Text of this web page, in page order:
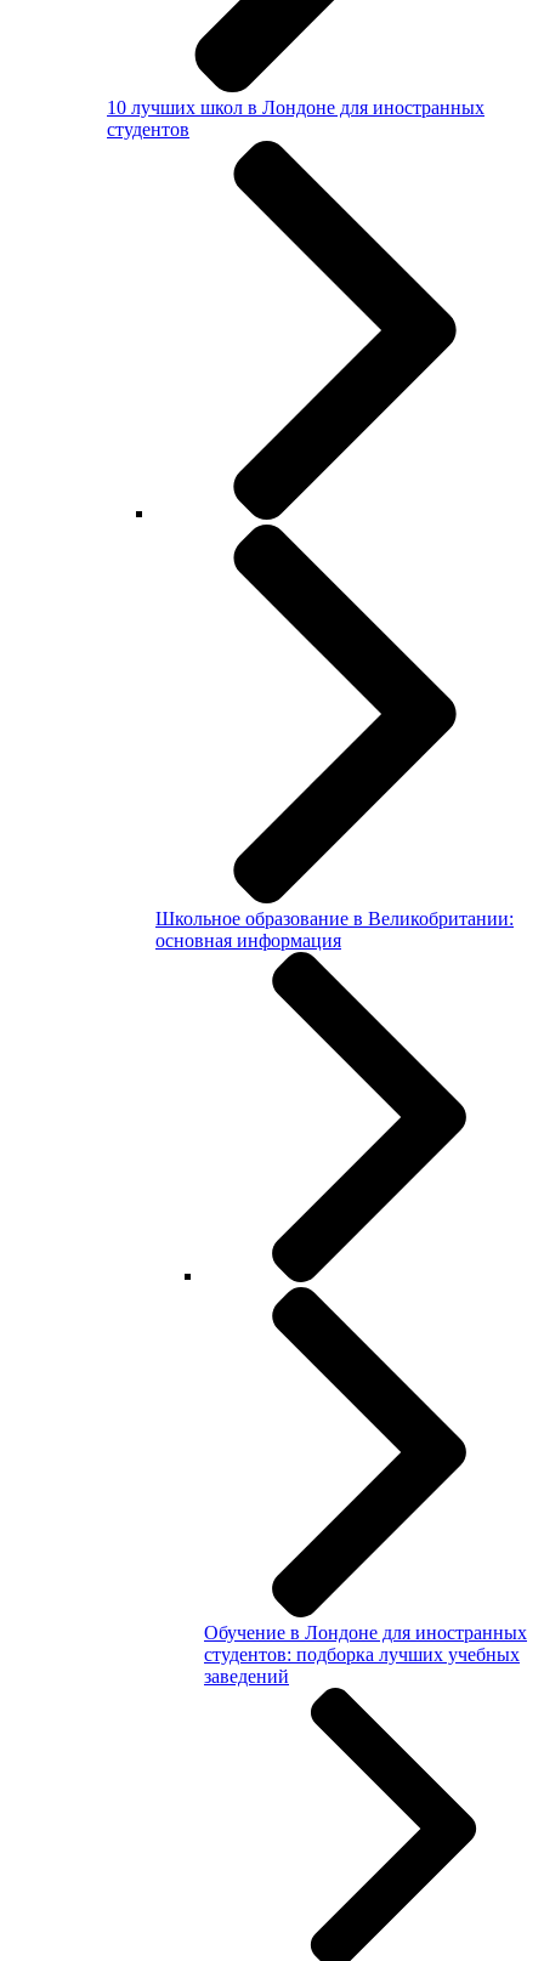
10 лучших школ в Лондоне для иностранных
студентов
Школьное образование в Великобритании:
основная информация
Обучение в Лондоне для иностранных
студентов: подборка лучших учебных
заведений